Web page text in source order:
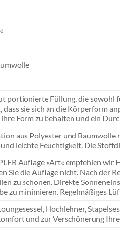
portionierte Füllung, die sowohl
sie sich an die Körperform
Form zu behalten und ein
aus Polyester und
leichte Feuchtigkeit. Die
Auflage »Art« empfehlen wir
Sie die Auflage nicht. Nach der
zu schonen. Direkte
zu minimieren. Regelmäßiges
Hochlehner,
und zur Verschönerung